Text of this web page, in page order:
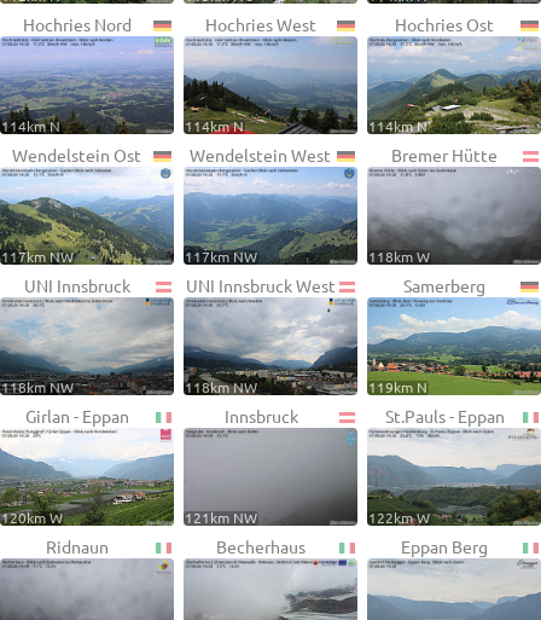
Hochries Nord
114km N
Hochries West
114km N
Hochries Ost
114km N
Wendelstein Ost
117km NW
Wendelstein West
117km NW
Bremer Hütte
118km W
UNI Innsbruck
118km NW
UNI Innsbruck West
118km NW
Samerberg
119km N
Girlan - Eppan
120km W
Innsbruck
121km NW
St.Pauls - Eppan
122km W
Ridnaun Becherhaus Eppan Berg